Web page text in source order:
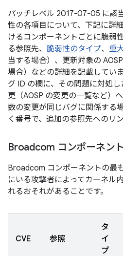
パッチレベル 2017-07-05 に該
性の各項目について、下記に詳
けるコンポーネントごとに脆弱
る参照先、 脆弱性のタイプ、 重
当する場合）、更新対象の
場合）などの詳細を記載してい
グ ID の欄に、その問題に対処
更（AOSP の変更の一覧など）
数の変更が同じバグに関係する
く番号で、追加の参照先へのリ
Broadcom コンポーネント
Broadcom コンポーネントの最
にいる攻撃者によってカーネル
れるおそれがあることです。
CVE 参照
タ
イ
プ